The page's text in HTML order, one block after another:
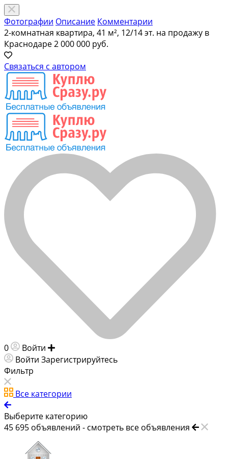
Фотографии Описание Комментарии
2-комнатная квартира, 41 м², 12/14 эт. на продажу в
Краснодаре2 000 000 руб.
Связаться с автором
0 Войти
Войти Зарегистрируйтесь
Фильтр
Все категории
Выберите категорию
45 695 объявлений - смотреть все объявления